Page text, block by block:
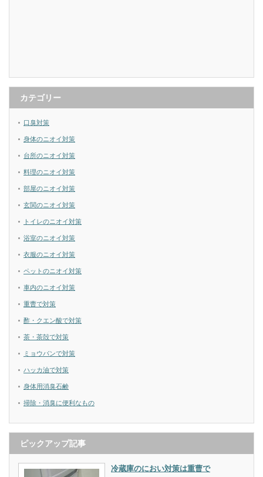
カテゴリー
口臭対策
身体のニオイ対策
台所のニオイ対策
料理のニオイ対策
部屋のニオイ対策
玄関のニオイ対策
トイレのニオイ対策
浴室のニオイ対策
衣服のニオイ対策
ペットのニオイ対策
車内のニオイ対策
重曹で対策
酢・クエン酸で対策
茶・茶殻で対策
ミョウバンで対策
ハッカ油で対策
身体用消臭石鹸
掃除・消臭に便利なもの
ピックアップ記事
冷蔵庫のにおい対策は重曹で